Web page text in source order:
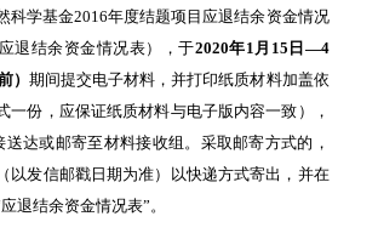
科学基金2016年度结题项目应退结余资金情况
退结余资金情况表），于2020年1月 15 日 —4
） 期间提交电子材料，并打印纸质材料加盖依
一份，应保证纸质材料与电子版内容一致），
送达或邮寄至材料接收组。采取邮寄方式的，
以发信邮戳日期为准）以快递方式寄出，并在
退结余资金情况表”。